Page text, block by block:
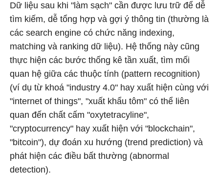
Dữ liệu sau khi "làm sạch" cần được lưu trữ để dễ
tìm kiếm, dễ tổng hợp và gợi ý thông tin (thường là
các search engine có chức năng indexing,
matching và ranking dữ liệu). Hệ thống này cũng
thực hiện các bước thống kê tần xuất, tìm mối
quan hệ giữa các thuộc tính (pattern recognition)
(ví dụ từ khoá "industry 4.0" hay xuất hiện cùng với
"internet of things", "xuất khẩu tôm" có thể liên
quan đến chất cấm "oxytetracyline",
"cryptocurrency" hay xuất hiện với "blockchain",
"bitcoin"), dự đoán xu hướng (trend prediction) và
phát hiện các điều bất thường (abnormal
detection).